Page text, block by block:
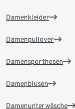
Damenkleider
Damenpullover
Damensporthosen
Damenblusen
Damenunterwäsche